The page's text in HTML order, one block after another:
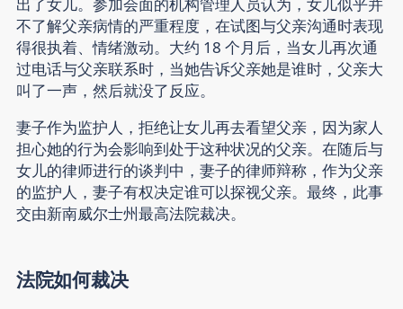
不了解父亲病情的严重程度，在试图与父亲沟通时表现
得很执着、情绪激动。大约 18 个月后，当女儿再次通
过电话与父亲联系时，当她告诉父亲她是谁时，父亲大
叫了一声，然后就没了反应。
妻子作为监护人，拒绝让女儿再去看望父亲，因为家人
担心她的行为会影响到处于这种状况的父亲。在随后与
女儿的律师进行的谈判中，妻子的律师辩称，作为父亲
的监护人，妻子有权决定谁可以探视父亲。最终，此事
交由新南威尔士州最高法院裁决。
法院如何裁决